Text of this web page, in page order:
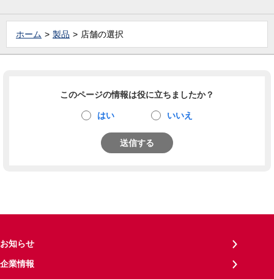
ホーム 製品 店舗の選択
このページの情報は役に立ちましたか？
はい いいえ
送信する
お知らせ
企業情報